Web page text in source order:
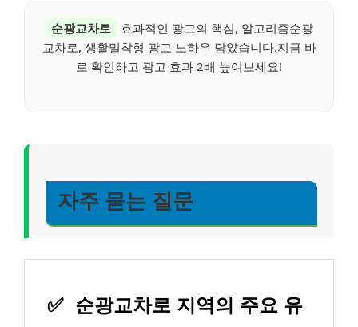
순광교차로
효과적인 광고의 핵심, 알고리즘순광
교차로, 생활밀착형 광고 노하우 담았습니다.지금 바
로 확인하고 광고 효과 2배 높여보세요!
자주 묻는 질문
✅ 순광교차로 지역의 주요 유